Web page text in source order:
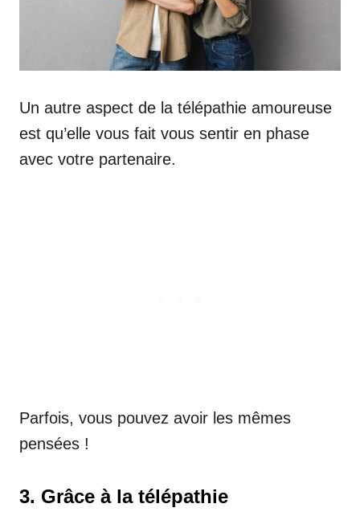
Un autre aspect de la télépathie amoureuse
est qu’elle vous fait vous sentir en phase
avec votre partenaire.
Parfois, vous pouvez avoir les mêmes
pensées !
3. Grâce à la télépathie